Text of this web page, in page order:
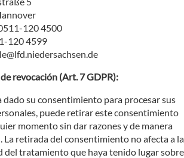
120 4500
120 4599
revocación (Art. 7 GDPR):
dado su consentimiento para procesar sus
puede retirar este consentimiento
momento sin dar razones y de manera
La retirada del consentimiento no afecta a la
del tratamiento que haya tenido lugar sobre